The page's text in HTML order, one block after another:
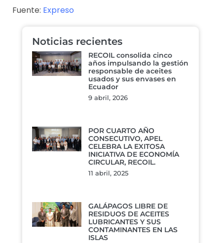
Fuente: Expreso
Noticias recientes
RECOIL consolida cinco
años impulsando la gestión
responsable de aceites
usados y sus envases en
Ecuador
9 abril, 2026
POR CUARTO AÑO
CONSECUTIVO, APEL
CELEBRA LA EXITOSA
INICIATIVA DE ECONOMÍA
CIRCULAR, RECOIL.
11 abril, 2025
GALÁPAGOS LIBRE DE
RESIDUOS DE ACEITES
LUBRICANTES Y SUS
CONTAMINANTES EN LAS
ISLAS